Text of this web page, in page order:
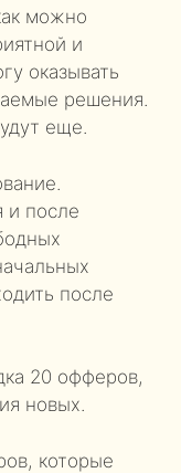
можно
и
оказывать
решения.
еще.
и после
после
20 офферов,
новых.
которые